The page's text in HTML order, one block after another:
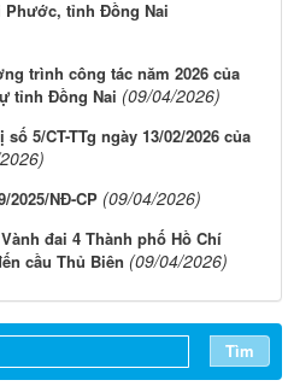
Phước, tỉnh Đồng Nai
trình công tác năm 2026 của
tỉnh Đồng Nai (09/04/2026)
5/CT-TTg ngày 13/02/2026 của
2025/NĐ-CP (09/04/2026)
đai 4 Thành phố Hồ Chí
cầu Thủ Biên (09/04/2026)
Tìm
09/8/2026
02/8/2026
7/2026